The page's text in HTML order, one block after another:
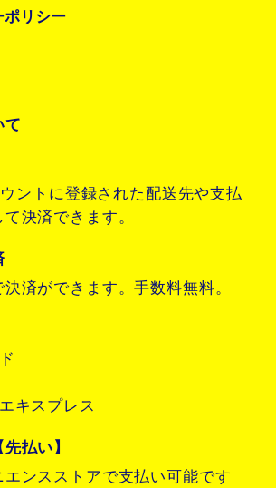
ポリシー
て
ントに登録された配送先や支払
決済できます。
済ができます。手数料無料。
キスプレス
払い】
エンスストアで支払い可能です